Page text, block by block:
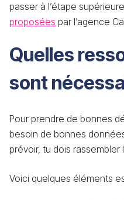
passer à l’étape
proposées par l’agence
Quelles
sont
Pour prendre de bonnes
besoin de bonnes
prévoir, tu dois
Voici quelques éléments